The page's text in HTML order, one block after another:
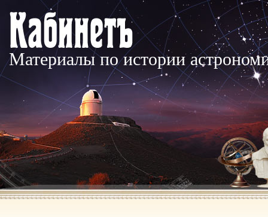
Материалы по истории